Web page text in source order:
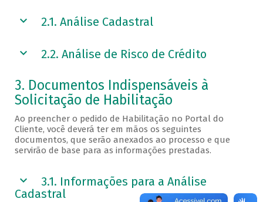
2.1. Análise Cadastral
2.2. Análise de Risco de Crédito
3. Documentos Indispensáveis à
Solicitação de Habilitação
Ao preencher o pedido de Habilitação no Portal do
Cliente, você deverá ter em mãos os seguintes
documentos, que serão anexados ao processo e que
servirão de base para as informações prestadas.
3.1. Informações para a Análise
Cadastral